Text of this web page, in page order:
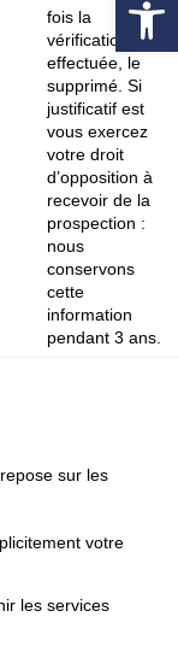
fois la
vérification
effectuée, le
supprimé. Si
justificatif est
vous exercez
votre droit
d’opposition à
recevoir de la
prospection :
nous
conservons
cette
information
pendant 3 ans.
sur les
votre
les services